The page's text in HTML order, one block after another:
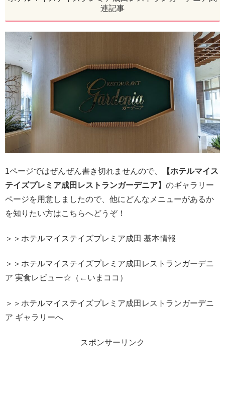
連記事
1ページではぜんぜん書き切れませんので、
【ホテルマイス
テイズプレミア成田レストランガーデニア】 のギャラリー
ページを用意しましたので、他にどんなメニューがあるか
を知りたい方はこちらへどうぞ！
＞＞ホテルマイステイズプレミア成田 基本情報
＞＞ホテルマイステイズプレミア成田レストランガーデニ
ア 実食レビュー☆（←いまココ）
＞＞ホテルマイステイズプレミア成田レストランガーデニ
ア ギャラリーへ
スポンサーリンク